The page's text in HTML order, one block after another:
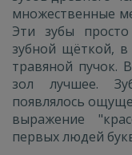
множественные
Эти зубы
зубной щёткой, в
травяной пучок.
зол лучшее.
появлялось
выражение
первых людей